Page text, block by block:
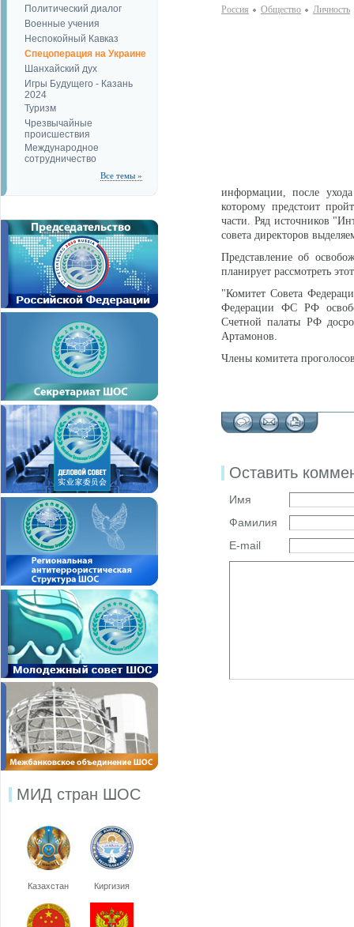
Политический диалог
Военные учения
Неспокойный Кавказ
Спецоперация на Украине
Шанхайский дух
Игры Будущего - Казань
2024
Туризм
Чрезвычайные
происшествия
Международное
сотрудничество
Все темы »
МИД стран ШОС
Казахстан Киргизия
Россия Общество Личность
информации, после
которому предстоит
части. Ряд источников
совета директоров
Представление об
планирует рассмотреть
"Комитет Совета
Федерации ФС РФ
Счетной палаты РФ
Артамонов.
Члены комитета
Оставить
Имя
Фамилия
E-mail